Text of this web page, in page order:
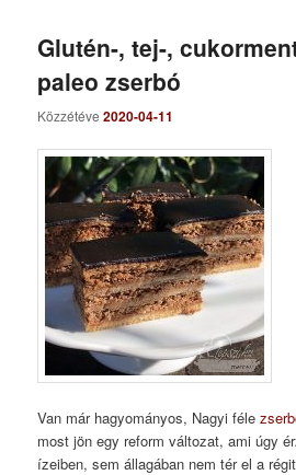
Glutén-, tej-,
paleo zserbó
Közzétéve2020-04-11
Van már hagyományos, Nagyi féle
most jön egy reform változat, ami úgy
ízeiben, sem állagában nem tér el a